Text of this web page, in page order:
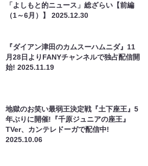
「よしもと的ニュース」総ざらい【前編
（1～6月）】2025.12.30
『ダイアン津田のカムスーハムニダ』11
月28日よりFANYチャンネルで独占配信開
始!2025.11.19
地獄のお笑い最弱王決定戦『土下座王』5
年ぶりに開催!『千原ジュニアの座王』
TVer、カンテレドーガで配信中!
2025.10.06